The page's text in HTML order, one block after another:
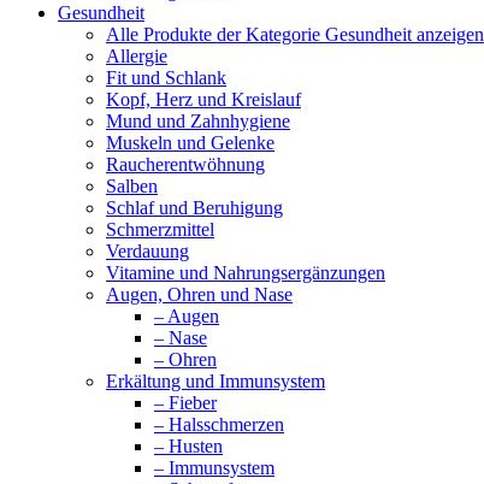
Gesundheit
Alle Produkte der Kategorie Gesundheit anzeigen
Allergie
Fit und Schlank
Kopf, Herz und Kreislauf
Mund und Zahnhygiene
Muskeln und Gelenke
Raucherentwöhnung
Salben
Schlaf und Beruhigung
Schmerzmittel
Verdauung
Vitamine und Nahrungsergänzungen
Augen, Ohren und Nase
– Augen
– Nase
– Ohren
Erkältung und Immunsystem
– Fieber
– Halsschmerzen
– Husten
– Immunsystem